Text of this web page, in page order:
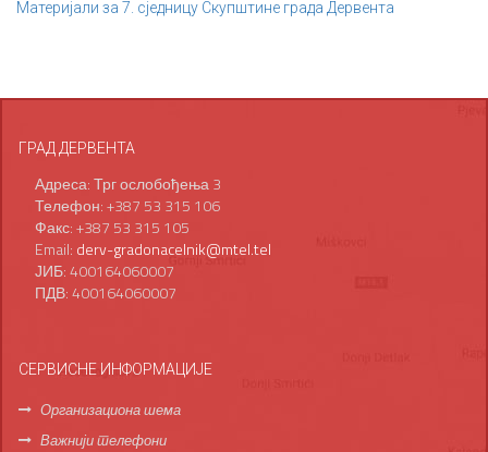
Материјали за 7. сједницу Скупштине града Дервента
ГРАД ДЕРВЕНТА
Адреса: Трг ослобођења 3
Телефон: +387 53 315 106
Факс: +387 53 315 105
Email: derv-gradonacelnik@mtel.tel
ЈИБ: 400164060007
ПДВ: 400164060007
СЕРВИСНЕ ИНФОРМАЦИЈЕ
Организациона шема
Важнији телефони